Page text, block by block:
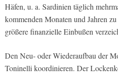
Häfen, u. a. Sardinien täglich
kommenden Monaten und Jahren
größere finanzielle Einbußen
Den Neu- oder Wiederaufbau der
Toninelli koordinieren. Der